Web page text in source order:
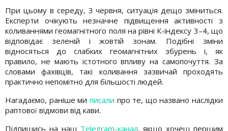
При цьому в середу, 3 червня, ситуація дещо зміниться.
Експерти очікують незначне підвищення активності з
коливаннями геомагнітного поля на рівні К-індексу 3–4, що
відповідає зеленій і жовтій зонам. Подібні зміни
відносяться до слабких геомагнітних збурень і, як
правило, не мають істотного впливу на самопочуття. За
словами фахівців, такі коливання зазвичай проходять
практично непомітно для більшості людей.
Нагадаємо, раніше ми писали про те, що названо наслідки
раптової відмови від кави.
Підпишись на наш Telegram-канал, якщо хочеш першим